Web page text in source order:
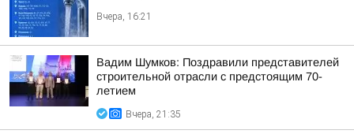
Вчера, 16:21
Вадим Шумков: Поздравили представителей
строительной отрасли с предстоящим 70-
летием
Вчера, 21:35